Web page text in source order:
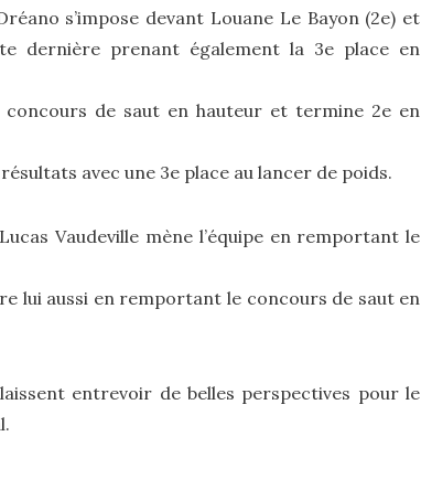
s’impose devant Louane Le Bayon (2e) et
dernière prenant également la 3e place en
de saut en hauteur et termine 2e en
avec une 3e place au lancer de poids.
Vaudeville mène l’équipe en remportant le
lui aussi en remportant le concours de saut en
entrevoir de belles perspectives pour le